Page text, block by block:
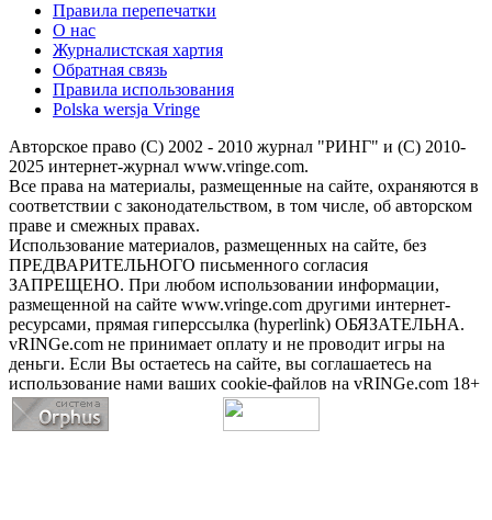
Правила перепечатки
О нас
Журналистская хартия
Обратная связь
Правила использования
Polska wersja Vringe
Авторское право (С) 2002 - 2010 журнал "РИНГ" и (С) 2010-
2025 интернет-журнал www.vringe.com.
Все права на материалы, размещенные на сайте, охраняются в
соответствии с законодательством, в том числе, об авторском
праве и смежных правах.
Использование материалов, размещенных на сайте, без
ПРЕДВАРИТЕЛЬНОГО письменного согласия
ЗАПРЕЩЕНО. При любом использовании информации,
размещенной на сайте www.vringe.com другими интернет-
ресурсами, прямая гиперссылка (hyperlink) ОБЯЗАТЕЛЬНА.
vRINGe.com не принимает оплату и не проводит игры на
деньги. Если Вы остаетесь на сайте, вы соглашаетесь на
использование нами ваших cookie-файлов на vRINGe.com 18+